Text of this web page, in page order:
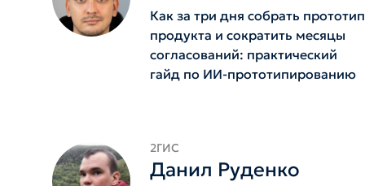
Как за три дня собрать прототип
продукта и сократить месяцы
согласований: практический
гайд по ИИ-прототипированию
2ГИС
Данил Руденко